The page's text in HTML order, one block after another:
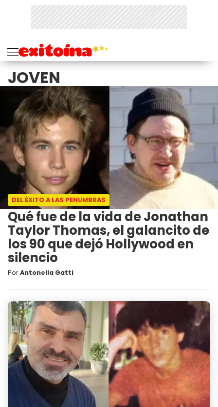
JOVEN
DEL ÉXITO A LAS PENUMBRAS
Qué fue de la vida de Jonathan
Taylor Thomas, el galancito de
los 90 que dejó Hollywood en
silencio
PorAntonella Gatti